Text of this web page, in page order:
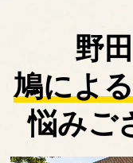
野
鳩によ
悩みご